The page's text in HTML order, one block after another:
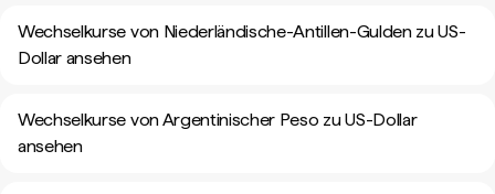
Wechselkurse von Niederländische-Antillen-Gulden zu US-
Dollar ansehen
Wechselkurse von Argentinischer Peso zu US-Dollar
ansehen